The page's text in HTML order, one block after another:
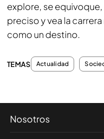
explore, se
preciso y vea la
como un destino.
TEMAS Actualidad
Nosotros